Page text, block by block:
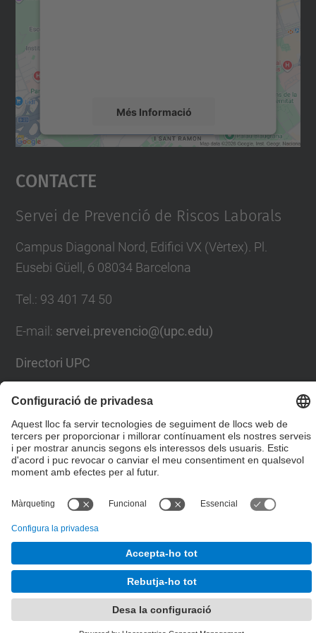
Més Informació
Accepta
powered by
Contacte
Servei de Prevenció de Riscos Laborals
Campus Diagonal Nord, Edifici VX (Vèrtex). Pl.
Eusebi Güell, 6 08034 Barcelona
Tel.: 93 401 74 50
E-mail : servei.prevencio@(upc.edu)
Directori UPC
Formulari de contacte
© UPCServei de Prevenció de Riscos Laborals
Mapa del lloc
Accessibilitat
Avís legal
Configuració de privadesa